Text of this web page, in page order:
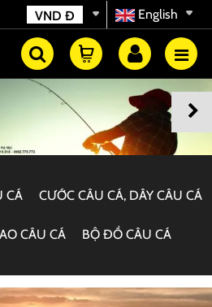
English
VND Đ
CÁ CƯỚC CÂU CÁ, DÂY CÂU CÁ
CÂU CÁ BỘ ĐỒ CÂU CÁ